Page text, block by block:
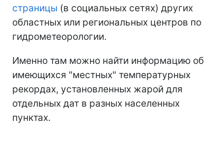
страницы (в социальных сетях) других
областных или региональных центров по
гидрометеорологии.
Именно там можно найти информацию об
имеющихся "местных" температурных
рекордах, установленных жарой для
отдельных дат в разных населенных
пунктах.